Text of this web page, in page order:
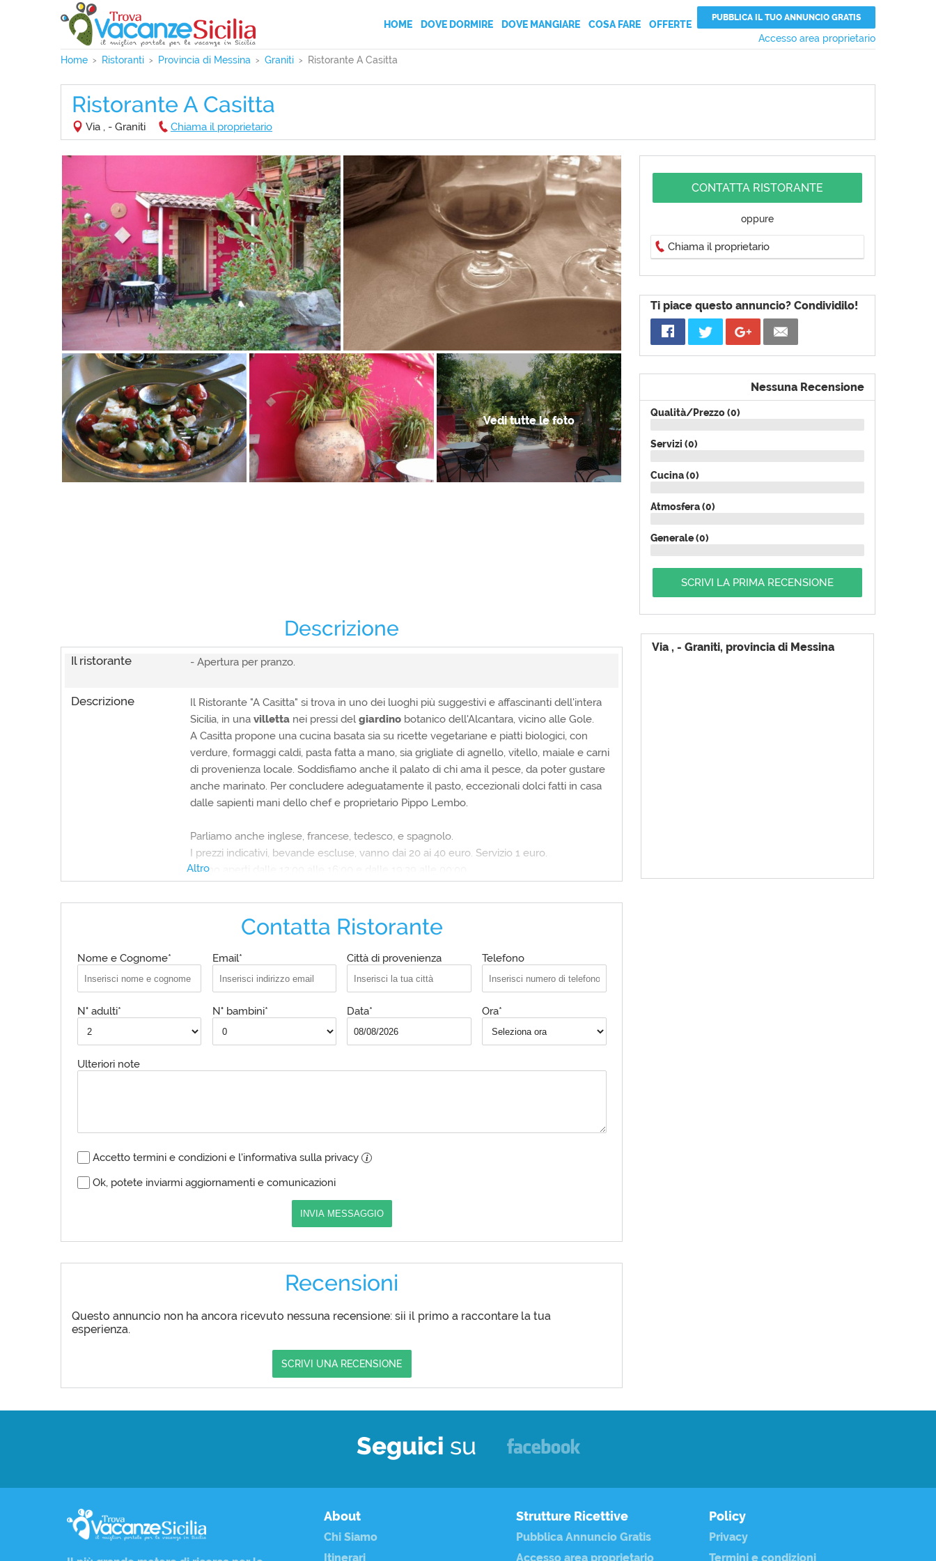
HOME DOVE DORMIRE
CASE VACANZA
HOTEL
VILLAGGI TURISTICI
DOVE MANGIARE COSA FARE
OFFERTE
Accesso area proprietario
PUBBLICA IL TUO ANNUNCIO GRATIS
Home Ristoranti Provincia di Messina Graniti Ristorante A Casitta
Ristorante A Casitta
Via , - Graniti Chiama il proprietario
CONTATTA RISTORANTE
oppure
Chiama il proprietario
Vedi tutte le foto
Ti piace questo annuncio? Condividilo!
Nessuna Recensione
Qualità/Prezzo (0)
Servizi (0)
Cucina (0)
Atmosfera (0)
Generale (0)
SCRIVI LA PRIMA RECENSIONE
Via , - Graniti, provincia di Messina
Descrizione
Il ristorante - Apertura per pranzo.
Descrizione
Il Ristorante "A Casitta" si trova in uno dei luoghi più suggestivi e affascinanti dell'intera
Sicilia, in una villettanei pressi delgiardinobotanico dell'Alcantara, vicino alle Gole.
A Casitta propone una cucina basata sia su ricette vegetariane e piatti biologici, con
verdure, formaggi caldi, pasta fatta a mano, sia grigliate di agnello, vitello, maiale e carni
di provenienza locale. Soddisfiamo anche il palato di chi ama il pesce, da poter gustare
anche marinato. Per concludere adeguatamente il pasto, eccezionali dolci fatti in casa
dalle sapienti mani dello chef e proprietario Pippo Lembo.
Parliamo anche inglese, francese, tedesco, e spagnolo.
I prezzi indicativi, bevande escluse, vanno dai 20 ai 40 euro. Servizio 1 euro.
Siamo aperti dalle 12:00 alle 16:00 e dalle 19:39 alle 00:00
Altro
Contatta Ristorante
Nome e Cognome* Email* Città di provenienza Telefono
N° adulti* N° bambini* Data* Ora*
Ulteriori note
Accetto termini e condizioni e l'informativa sulla privacy i
Ok, potete inviarmi aggiornamenti e comunicazioni
INVIA MESSAGGIO
Recensioni
Questo annuncio non ha ancora ricevuto nessuna recensione: sii il primo a raccontare la tua
esperienza.
SCRIVI UNA RECENSIONE
Seguici su
About
Chi Siamo
Itinerari
Strutture Ricettive
Pubblica Annuncio Gratis
Accesso area proprietario
Policy
Privacy
Termini e condizioni